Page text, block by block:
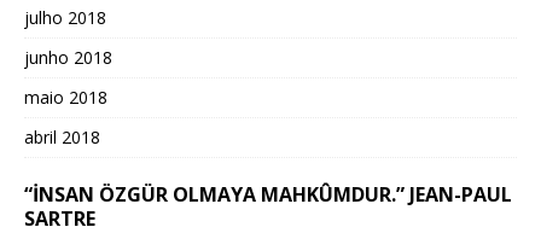
julho 2018
junho 2018
maio 2018
abril 2018
“İNSAN ÖZGÜR OLMAYA MAHKÛMDUR.” JEAN-PAUL
SARTRE